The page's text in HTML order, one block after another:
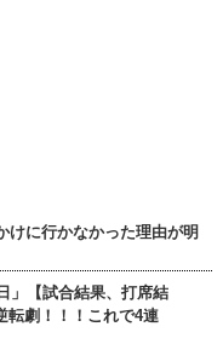
けに行かなかった理由が明
」【試合結果、打席結
劇！！！これで4連